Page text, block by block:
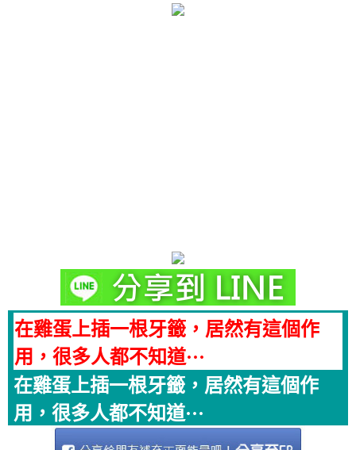
在雞蛋上插一根牙籤，居然有這個作
用，很多人都不知道···
在雞蛋上插一根牙籤，居然有這個作
用，很多人都不知道···